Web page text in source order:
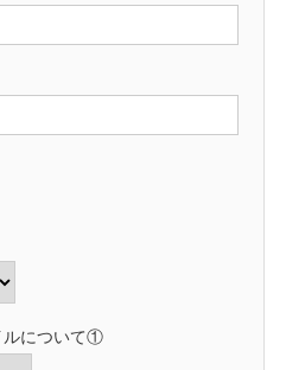
ルについて①